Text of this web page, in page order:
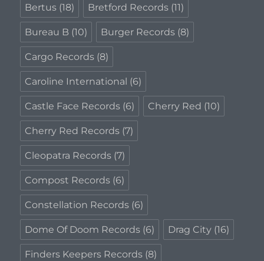
Bertus (18) Bretford Records (11)
Bureau B (10) Burger Records (8)
Cargo Records (8)
Caroline International (6)
Castle Face Records (6) Cherry Red (10)
Cherry Red Records (7)
Cleopatra Records (7)
Compost Records (6)
Constellation Records (6)
Dome Of Doom Records (6) Drag City (16)
Finders Keepers Records (8)